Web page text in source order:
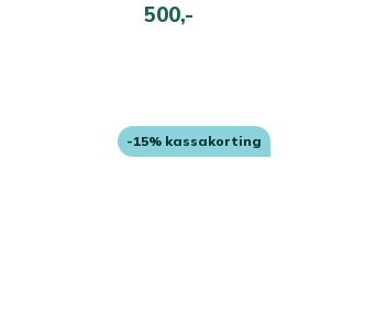
500,-
-15% kassakorting